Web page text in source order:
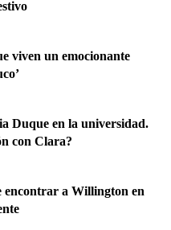
viven un emocionante
Duque en la universidad.
con Clara?
encontrar a Willington en